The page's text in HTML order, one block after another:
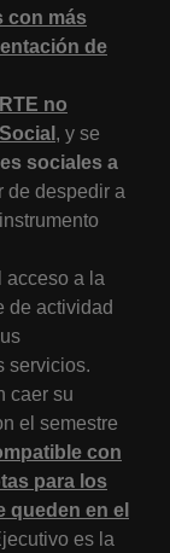
con más
de
no
, y se
sociales a
de despedir a
acceso a la
de actividad
servicios.
caer su
el semestre
con
para los
queden en el
es la